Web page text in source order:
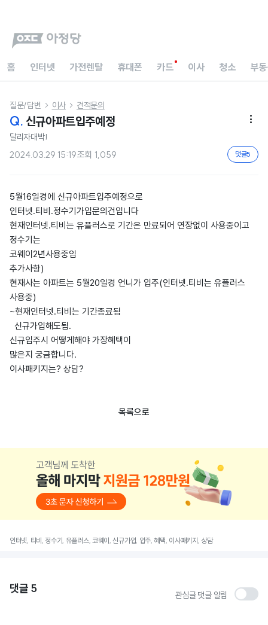
홈 인터넷 가전렌탈 휴대폰 카드 이사 청소 부
질문/답변  이사  견적문의
Q. 신규아파트입주예정 
달리자대박!
2024.03.29 15:19조회 1,059 댓글5
5월16일경에 신규아파트입주예정으로
인터넷.티비.정수기가입문의건입니다
현재인터넷.티비는 유플러스로 기간은 만료되어 연장없이 사용중이고
정수기는
코웨이2년사용중임
추가사항)
현재사는 아파트는 5월20일경 언니가 입주(인터넷.티비는 유플러스
사용중)
~현재인터넷.티비는 기간종료됨
신규가입해도됨.
신규입주시 어떻게해야 가장혜택이
많은지 궁금합니다.
이사패키지는? 상담?
목록으로
인터넷, 티비, 정수기, 유플러스, 코웨이, 신규가입, 입주, 혜택, 이사패키지, 상담
댓글 5 관심글 댓글 알림